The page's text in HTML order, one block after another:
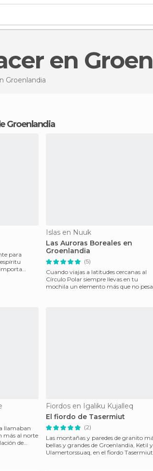
en
Groenlandia
Groenlandia
para
Islas en Nuuk
Las Auroras Boreales en
Groenlandia
(5)
Cuando viajas a latitudes cercanas al
Círculo Polar siempre llevas en tu
mochila un elemento más que no
llamaban
más al norte
de
Fiordos en Igaliku Kujalleq
El fiordo de Tasermiut
(2)
Las montañas y paredes de granito
bellas y grandes de Groenlandia, Ketil y
Ulamertorssuaq, en el fiordo